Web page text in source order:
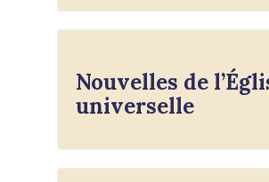
Nouvelles de
universelle